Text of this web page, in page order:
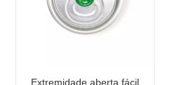
Extremidade aberta fácil